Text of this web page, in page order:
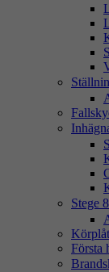
Stege 8
Körplåt
Första